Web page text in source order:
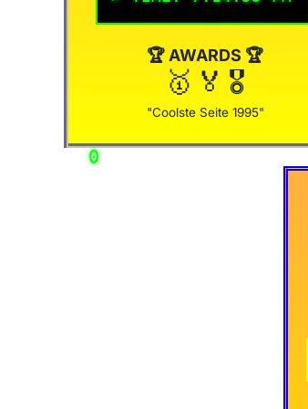
🏆 AWARDS 🏆
🥇 🏅 🎖️
"Coolste Seite 1995"